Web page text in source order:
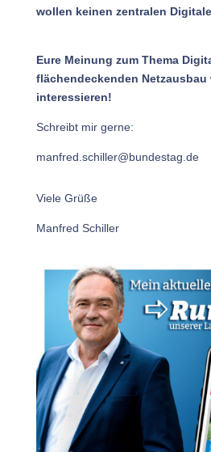
wollen keinen zentralen
Eure Meinung zum Thema
flächendeckenden Netzausbau
interessieren!
Schreibt mir gerne:
manfred.schiller@bundestag.de
Viele Grüße
Manfred Schiller